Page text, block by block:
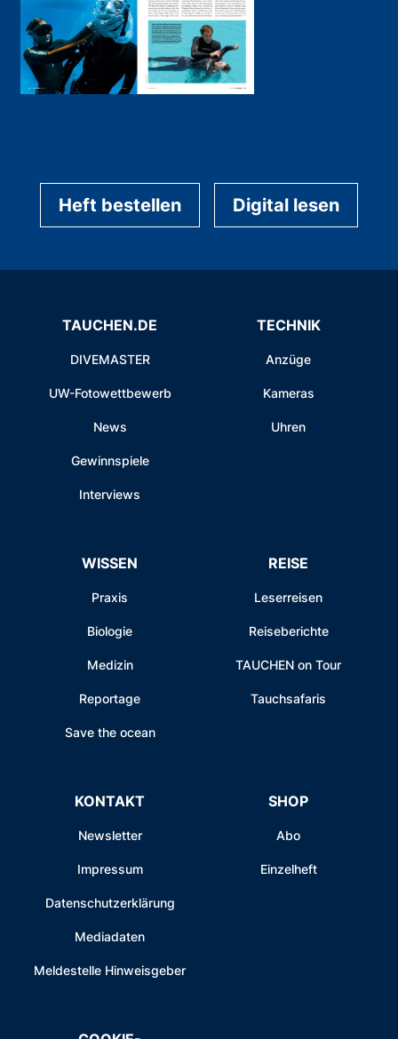
Heft bestellen Digital lesen
TAUCHEN.DE
DIVEMASTER
UW-Fotowettbewerb
News
Gewinnspiele
Interviews
TECHNIK
Anzüge
Kameras
Uhren
WISSEN
Praxis
Biologie
Medizin
Reportage
Save the ocean
REISE
Leserreisen
Reiseberichte
TAUCHEN on Tour
Tauchsafaris
KONTAKT
Newsletter
Impressum
Datenschutzerklärung
Mediadaten
Meldestelle Hinweisgeber
SHOP
Abo
Einzelheft